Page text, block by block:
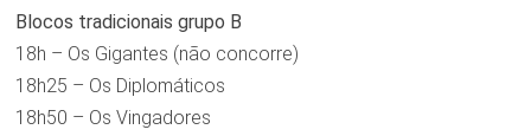
Blocos tradicionais grupo B
18h – Os Gigantes (não concorre)
18h25 – Os Diplomáticos
18h50 – Os Vingadores